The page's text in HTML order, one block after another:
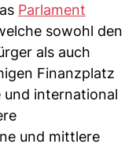
Parlament
sowohl den
als auch
Finanzplatz
und international
und mittlere